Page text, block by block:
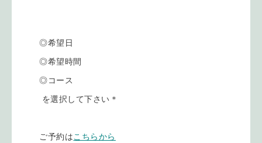
◎希望日
◎希望時間
◎コース
を選択して下さい＊
ご予約はこちらから